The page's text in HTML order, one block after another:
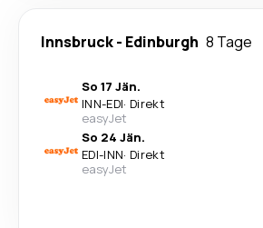
Innsbruck- Edinburgh 8 Tage
So 17 Jän.
INN-EDI· Direkt
easyJet
So 24 Jän.
EDI-INN· Direkt
easyJet